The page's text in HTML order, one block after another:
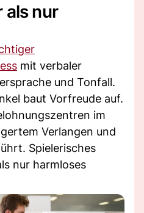
als nur
mit verbaler
und Tonfall.
baut Vorfreude auf.
im
Verlangen und
Spielerisches
nur harmloses